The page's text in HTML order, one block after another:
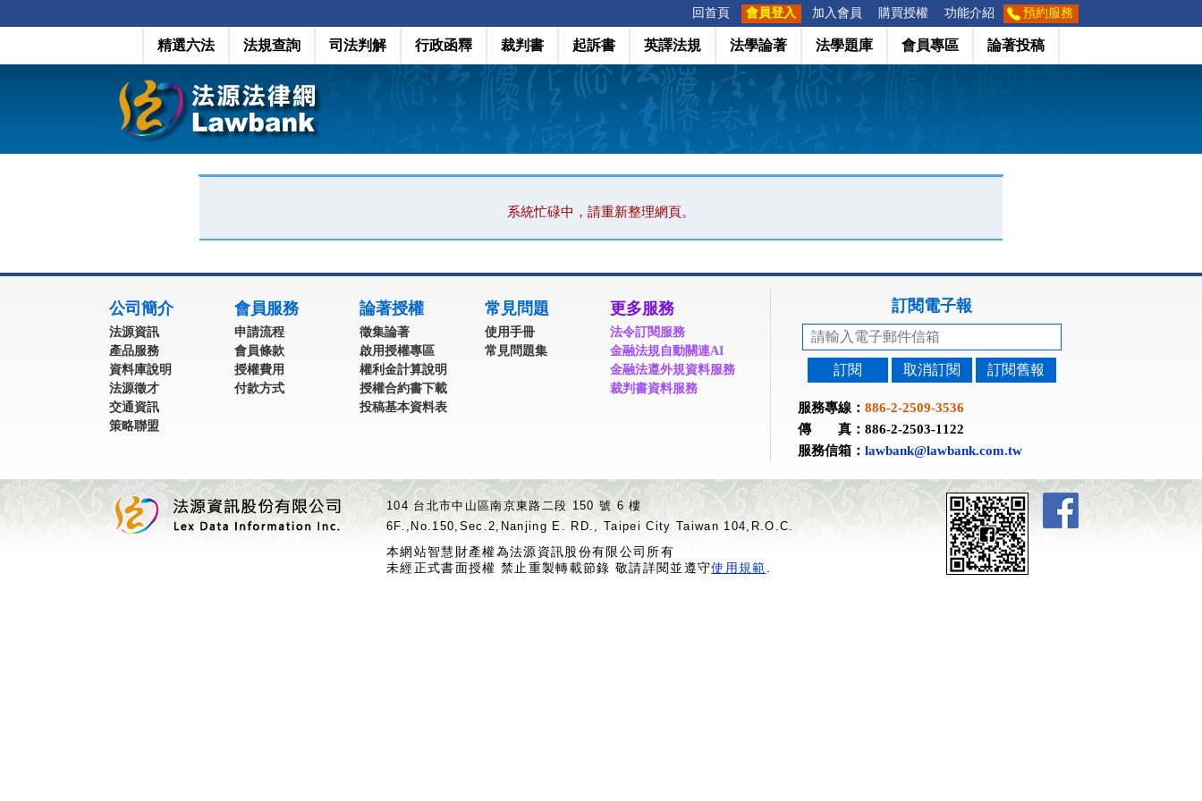
回首頁 會員登入 加入會員 購買授權 功能介紹 預約服務
精選六法 法規查詢 司法判解 行政函釋 裁判書 起訴書 英譯法規 法學論著 法學題庫 會員專區 論著投稿
系統忙碌中，請重新整理網頁。
公司簡介
法源資訊
產品服務
資料庫說明
法源徵才
交通資訊
策略聯盟
會員服務
申請流程
會員條款
授權費用
付款方式
論著授權
徵集論著
啟用授權專區
權利金計算說明
授權合約書下載
投稿基本資料表
常見問題
使用手冊
常見問題集
更多服務
法令訂閱服務
金融法規自動關連AI
金融法遵外規資料服務
裁判書資料服務
訂閱電子報
訂閱 取消訂閱 訂閱舊報
服務專線： 886-2-2509-3536
傳 真：886-2-2503-1122
服務信箱： lawbank@lawbank.com.tw
104 台北市中山區南京東路二段 150 號 6 樓
6F.,No.150,Sec.2,Nanjing E. RD., Taipei City Taiwan 104,R.O.C.
本網站智慧財產權為法源資訊股份有限公司所有
未經正式書面授權 禁止重製轉載節錄 敬請詳閱並遵守使用規範